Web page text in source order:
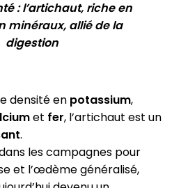
: l’artichaut, riche en
minéraux, allié de la
digestion
densité en potassium,
et fer, l’artichaut est un
.
les campagnes pour
et l’œdème généralisé,